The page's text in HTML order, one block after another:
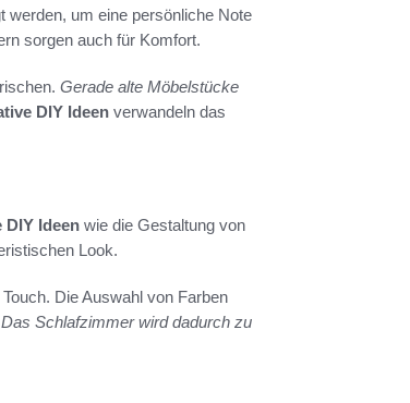
werden, um eine persönliche Note
sorgen auch für Komfort.
Gerade alte Möbelstücke
DIY Ideen verwandeln das
DIY Ideen wie die Gestaltung von
Look.
Die Auswahl von Farben
Das Schlafzimmer wird dadurch zu